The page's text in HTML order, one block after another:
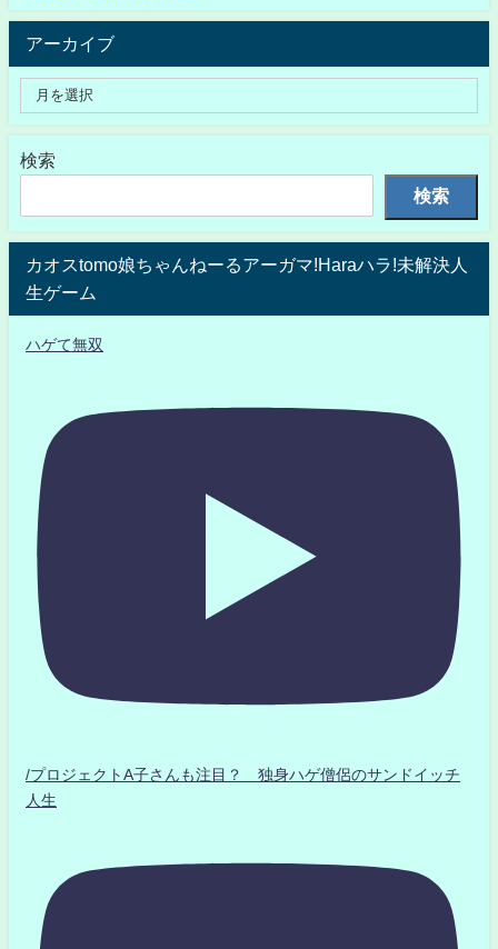
アーカイブ
検索
検索
カオスtomo娘ちゃんねーるアーガマ!Haraハラ!未解決人
生ゲーム
ハゲて無双
/プロジェクトA子さんも注目？ 独身ハゲ僧侶のサンドイッチ
人生